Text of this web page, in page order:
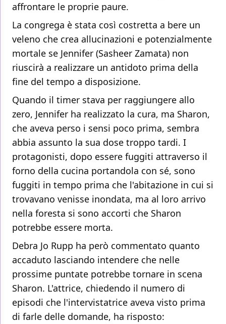
affrontare le proprie paure.
La congrega è stata così costretta a bere un
veleno che crea allucinazioni e potenzialmente
mortale se Jennifer (Sasheer Zamata) non
riuscirà a realizzare un antidoto prima della
fine del tempo a disposizione.
Quando il timer stava per raggiungere allo
zero, Jennifer ha realizzato la cura, ma Sharon,
che aveva perso i sensi poco prima, sembra
abbia assunto la sua dose troppo tardi. I
protagonisti, dopo essere fuggiti attraverso il
forno della cucina portandola con sé, sono
fuggiti in tempo prima che l'abitazione in cui si
trovavano venisse inondata, ma al loro arrivo
nella foresta si sono accorti che Sharon
potrebbe essere morta.
Debra Jo Rupp ha però commentato quanto
accaduto lasciando intendere che nelle
prossime puntate potrebbe tornare in scena
Sharon. L'attrice, chiedendo il numero di
episodi che l'intervistatrice aveva visto prima
di farle delle domande, ha risposto: